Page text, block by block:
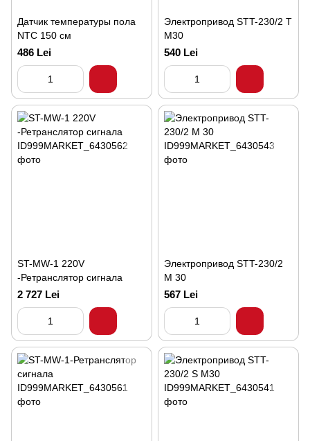
Датчик температуры пола
NTC 150 см
486 Lei
Электропривод STT-230/2 T
M30
540 Lei
ST-MW-1 220V
-Ретранслятор сигнала
2 727 Lei
Электропривод STT-230/2
M 30
567 Lei